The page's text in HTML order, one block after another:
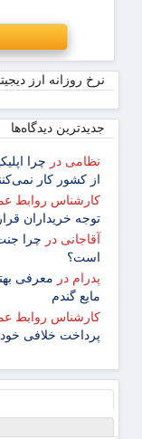
نرخ روزانه ارز
جدیدترین دیدگاه‌‌ها
نظامی در چرا
از کشور کار
کارشناس روابط
توجه خریداران
آقاجانی در چرا
است؟
پدرام در معرفی
مایع گندم
کارشناس روابط
پرداخت خلافی خودرو